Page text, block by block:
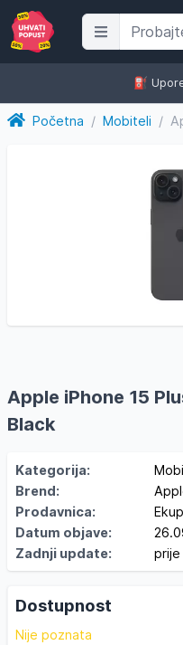
⛽️
Početna / Mobiteli /
Apple iPhone 15
Black
Kategorija:
Brend:
Prodavnica:
Datum objave:
Zadnji update:
prije
Dostupnost
Nije poznata